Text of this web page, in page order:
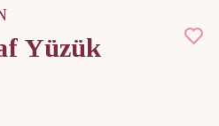
Yüzük